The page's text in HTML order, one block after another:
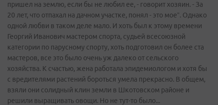
пришел на землю, если бы не любил ее, - говорит хозяин. - За
20 лет, что отпахал на дачном участке, понял - это мое”. Однако
одной любви в таком деле мало. И хоть был к этому времени
Георгий Иванович мастером спорта, судьей всесоюзной
категории по парусному спорту, хоть подготовил он более ста
мастеров, все это было очень уж далеко от сельского
хозяйства. К счастью, жена работала эпидемиологом и хотя бы
с вредителями растений бороться умела прекрасно. В общем,
взяли они солидный клин земли в Шкотовском районе и
решили выращивать овощи. Но не тут-то было...